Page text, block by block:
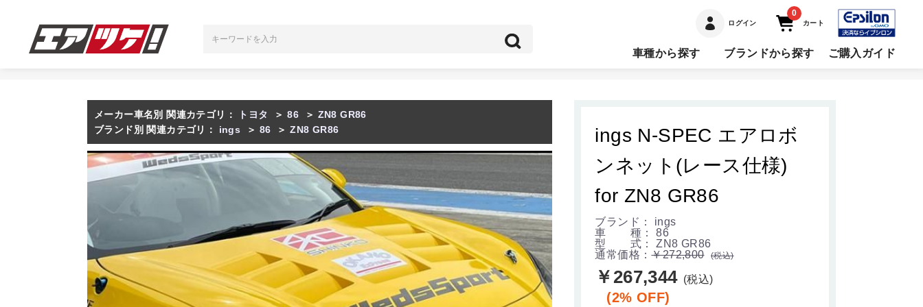
ログイン
0
カート
車種から探す ブランドから探す ご購入ガイド
メーカー車名別 関連カテゴリ： トヨタ ＞ 86 ＞ ZN8 GR86
ブランド別 関連カテゴリ：
ings ＞ 86 ＞ ZN8 GR86
ings N-SPEC エアロボ
ンネット(レース仕様)
for ZN8 GR86
ブランド： ings
車 種： 86
型 式： ZN8 GR86
通常価格：￥272,800 (税込)
￥267,344 (税込)
(2% OFF)